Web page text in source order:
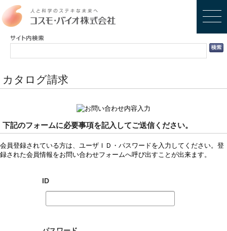
カタログ請求
下記のフォームに必要事項を記入してご送信ください。
会員登録されている方は、ユーザＩＤ・パスワードを入力してください。登
録された会員情報をお問い合わせフォームへ呼び出すことが出来ます。
ID